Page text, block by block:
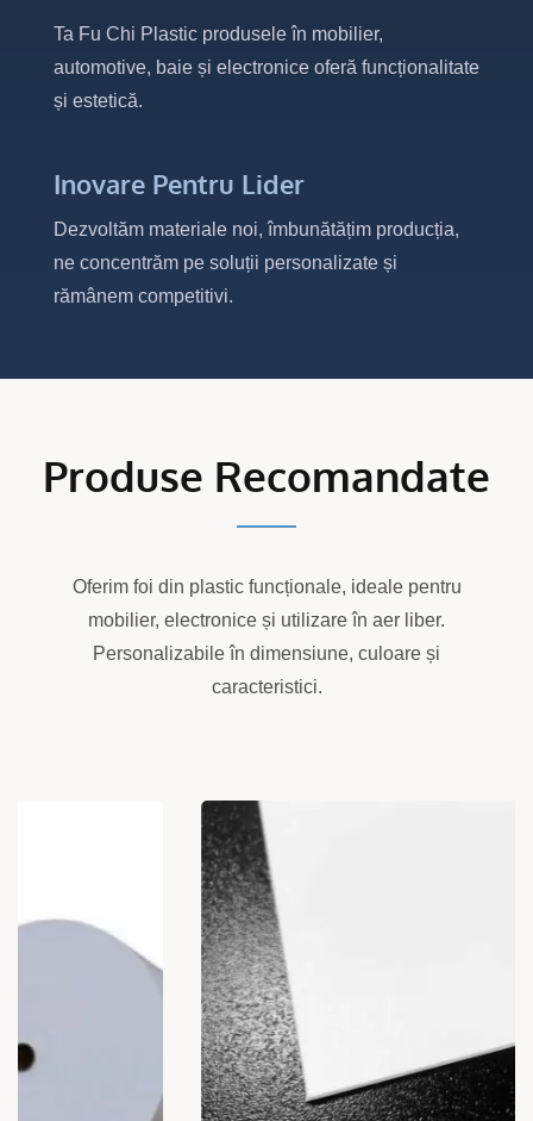
Ta Fu Chi Plastic produsele în mobilier,
automotive, baie și electronice oferă funcționalitate
și estetică.
Inovare Pentru Lider
Dezvoltăm materiale noi, îmbunătățim producția,
ne concentrăm pe soluții personalizate și
rămânem competitivi.
Produse Recomandate
Oferim foi din plastic funcționale, ideale pentru
mobilier, electronice și utilizare în aer liber.
Personalizabile în dimensiune, culoare și
caracteristici.